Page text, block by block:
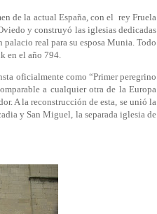
de la actual España, con el rey Fruela
y construyó las iglesias dedicadas
palacio real para su esposa Munia. Todo
en el año 794.
oficialmente como “Primer peregrino
a cualquier otra de la Europa
A la reconstrucción de esta, se unió la
y San Miguel, la separada iglesia de